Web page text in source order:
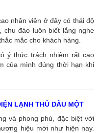
nhân viên ở đây có thái độ
chu đáo luôn biết lắng nghe
mắc cho khách hàng.
ý thức trách nhiệm rất cao
của mình đúng thời hạn khi
LẠNH THỦ DẦU MỘT
và phong phú, đặc biệt với
hiệu mới như hiện nay.